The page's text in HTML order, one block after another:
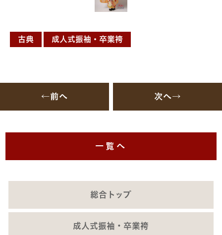
古典 成人式振袖・卒業袴
←前へ 次へ→
一覧へ
総合トップ
成人式振袖・卒業袴